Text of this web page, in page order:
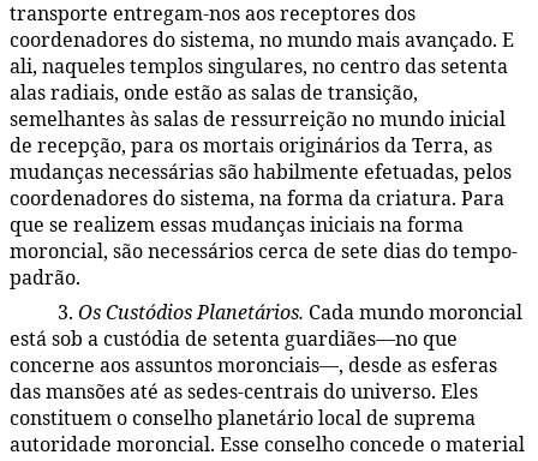
transporte entregam-nos aos receptores dos
coordenadores do sistema, no mundo mais avançado. E
ali, naqueles templos singulares, no centro das setenta
alas radiais, onde estão as salas de transição,
semelhantes às salas de ressurreição no mundo inicial
de recepção, para os mortais originários da Terra, as
mudanças necessárias são habilmente efetuadas, pelos
coordenadores do sistema, na forma da criatura. Para
que se realizem essas mudanças iniciais na forma
moroncial, são necessários cerca de sete dias do tempo-
padrão.
3. Os Custódios Planetários. Cada mundo moroncial
está sob a custódia de setenta guardiães—no que
concerne aos assuntos moronciais—, desde as esferas
das mansões até as sedes-centrais do universo. Eles
constituem o conselho planetário local de suprema
autoridade moroncial. Esse conselho concede o material